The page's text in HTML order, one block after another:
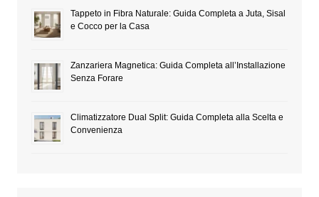
Tappeto in Fibra Naturale: Guida Completa a Juta, Sisal
e Cocco per la Casa
Zanzariera Magnetica: Guida Completa all’Installazione
Senza Forare
Climatizzatore Dual Split: Guida Completa alla Scelta e
Convenienza